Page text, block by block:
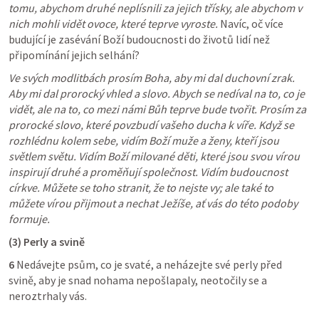
tomu, abychom druhé neplísnili za jejich třísky, ale abychom v
nich mohli vidět ovoce, které teprve vyroste. Navíc, oč více
budující je zasévání Boží budoucnosti do životů lidí než
připomínání jejich selhání?
Ve svých modlitbách prosím Boha, aby mi dal duchovní zrak.
Aby mi dal prorocký vhled a slovo. Abych se nedíval na to, co je
vidět, ale na to, co mezi námi Bůh teprve bude tvořit. Prosím za
prorocké slovo, které povzbudí vašeho ducha k víře. Když se
rozhlédnu kolem sebe, vidím Boží muže a ženy, kteří jsou
světlem světu. Vidím Boží milované děti, které jsou svou vírou
inspirují druhé a proměňují společnost. Vidím budoucnost
církve. Můžete se toho stranit, že to nejste vy; ale také to
můžete vírou přijmout a nechat Ježíše, ať vás do této podoby
formuje.
(3) Perly a svině
6 Nedávejte psům, co je svaté, a neházejte své perly před
svině, aby je snad nohama nepošlapaly, neotočily se a
neroztrhaly vás.